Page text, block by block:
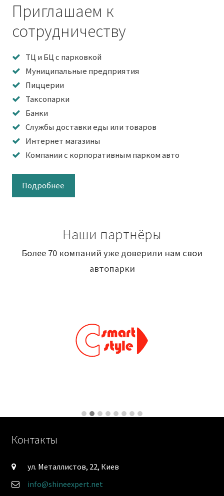
Приглашаем к
сотрудничеству
ТЦ и БЦ с парковкой
Муниципальные предприятия
Пиццерии
Таксопарки
Банки
Службы доставки еды или товаров
Интернет магазины
Компании с корпоративным парком авто
Подробнее
Наши партнёры
Более 70 компаний уже доверили нам свои
автопарки
Контакты
ул. Металлистов, 22, Киев
info@shineexpert.net